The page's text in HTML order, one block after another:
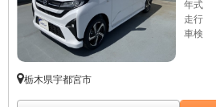
年式
走行
車検
栃木県宇都宮市